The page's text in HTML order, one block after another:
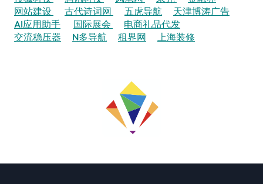
网站建设
古代诗词网 五虎导航
天津博涛广告
AI应用助手
国际展会
电商礼品代发
交流稳压器
N多导航 租界网 上海装修